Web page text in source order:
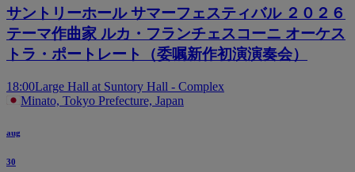
サントリーホール サマーフェスティバル ２０２６
テーマ作曲家 ルカ・フランチェスコーニ オーケス
トラ・ポートレート（委嘱新作初演演奏会）
18:00Large Hall at Suntory Hall - Complex
Minato, Tokyo Prefecture, Japan
aug
30